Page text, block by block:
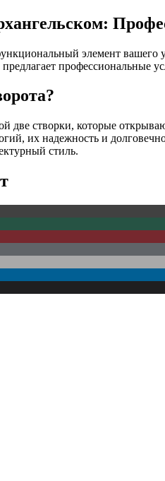
элемент вашего
профессиональные
две створки, которые
их надежность и
стиль.